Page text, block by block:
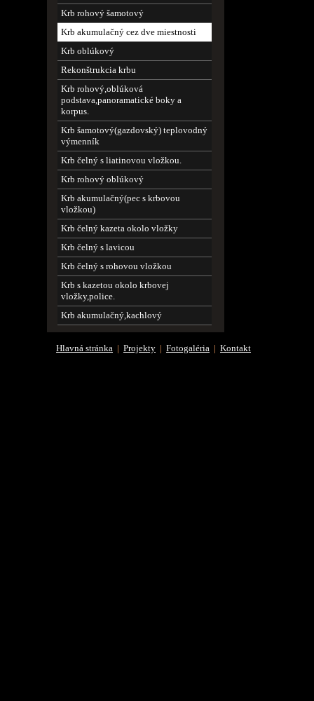
Krb rohový šamotový
Krb akumulačný cez dve miestnosti
Krb oblúkový
Rekonštrukcia krbu
Krb rohový,oblúková
podstava,panoramatické boky a
korpus.
Krb šamotový(gazdovský) teplovodný
výmenník
Krb čelný s liatinovou vložkou.
Krb rohový oblúkový
Krb akumulačný(pec s krbovou
vložkou)
Krb čelný kazeta okolo vložky
Krb čelný s lavicou
Krb čelný s rohovou vložkou
Krb s kazetou okolo krbovej
vložky,police.
Krb akumulačný,kachlový
Hlavná stránka | Projekty | Fotogaléria | Kontakt